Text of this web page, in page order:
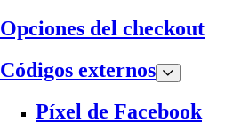
Opciones del checkout
Códigos externos
Píxel de Facebook